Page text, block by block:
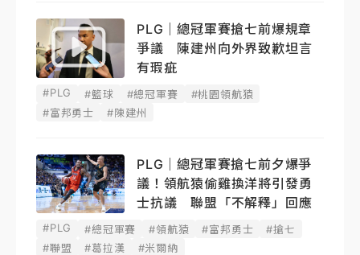
PLG｜總冠軍賽搶七前爆規章
爭議 陳建州向外界致歉坦言
有瑕疵
#PLG #籃球 #總冠軍賽
#桃園領航猿
#富邦勇士
#陳建州
PLG｜總冠軍賽搶七前夕爆爭
議！領航猿偷雞換洋將引發勇
士抗議 聯盟「不解釋」回應
#PLG #總冠軍賽 #領航猿 #富邦勇士
#搶七
#聯盟
#葛拉漢 #米爾納